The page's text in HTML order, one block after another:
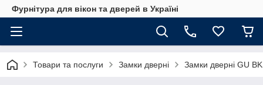
Фурнітура для вікон та дверей в Україні
Товари та послуги Замки дверні Замки дверні GU